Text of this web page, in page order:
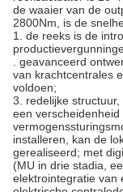
de waaier van de
2800Nm, is de
1. de reeks is de
. geavanceerd
van krachtcentrales
voldoen;
3. redelijke
een
installeren, kan de
gerealiseerd; met
(MU in drie stadia,
elektrointegratie van